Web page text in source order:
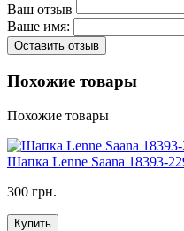
Ваш отзыв
Ваше имя:
Оставить отзыв
Похожие товары
Похожие товары
Шапка Lenne Saana 18393-
300 грн.
Купить